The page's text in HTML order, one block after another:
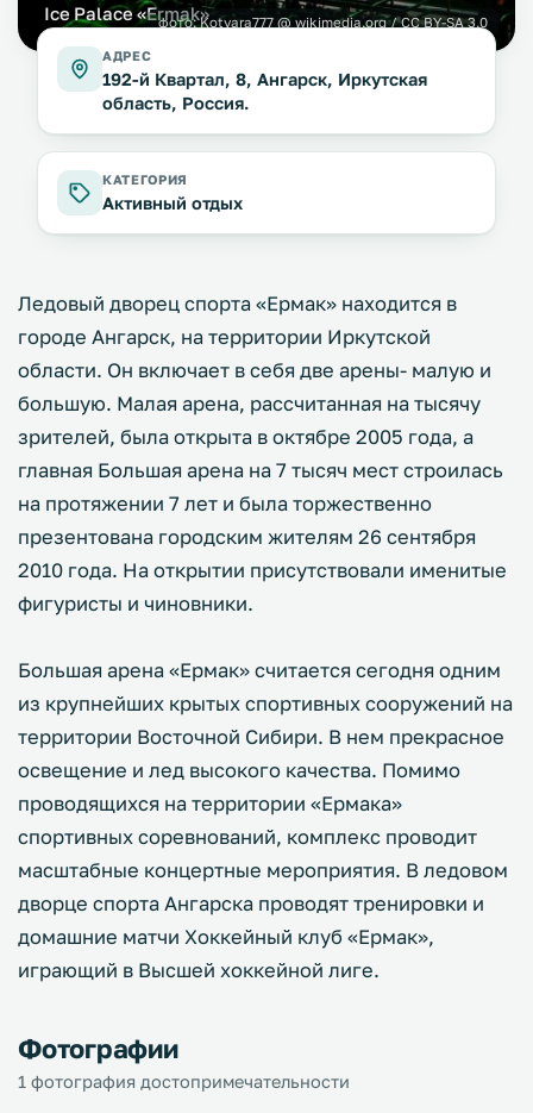
Ice Palace «Ermak»
фото:Kotyara777 @ wikimedia.org / CC BY-SA 3.0
АДРЕС
192-й Квартал, 8, Ангарск, Иркутская
область, Россия.
КАТЕГОРИЯ
Активный отдых
Ледовый дворец спорта «Ермак» находится в
городе Ангарск, на территории Иркутской
области. Он включает в себя две арены- малую и
большую. Малая арена, рассчитанная на тысячу
зрителей, была открыта в октябре 2005 года, а
главная Большая арена на 7 тысяч мест строилась
на протяжении 7 лет и была торжественно
презентована городским жителям 26 сентября
2010 года. На открытии присутствовали именитые
фигуристы и чиновники.
Большая арена «Ермак» считается сегодня одним
из крупнейших крытых спортивных сооружений на
территории Восточной Сибири. В нем прекрасное
освещение и лед высокого качества. Помимо
проводящихся на территории «Ермака»
спортивных соревнований, комплекс проводит
масштабные концертные мероприятия. В ледовом
дворце спорта Ангарска проводят тренировки и
домашние матчи Хоккейный клуб «Ермак»,
играющий в Высшей хоккейной лиге.
Фотографии
1 фотография достопримечательности